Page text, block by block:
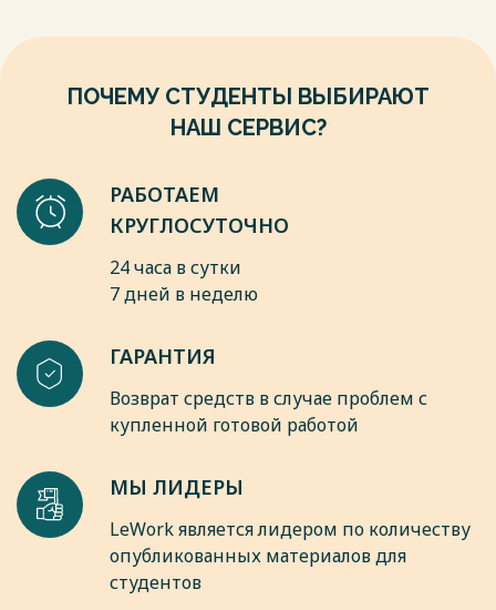
ПОЧЕМУ СТУДЕНТЫ ВЫБИРАЮТ
НАШ СЕРВИС?
РАБОТАЕМ
КРУГЛОСУТОЧНО
24 часа в сутки
7 дней в неделю
ГАРАНТИЯ
Возврат средств в случае проблем с
купленной готовой работой
МЫ ЛИДЕРЫ
LeWork является лидером по количеству
опубликованных материалов для
студентов